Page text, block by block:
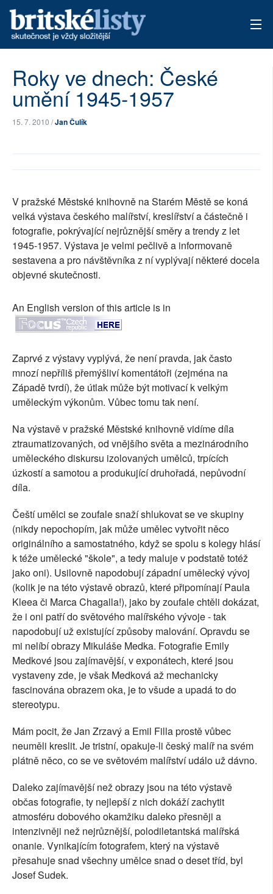
ARCHIV
TÉMATA
Roky ve dnech: České
umění 1945-1957
15. 7. 2010 /Jan Čulík
V pražské Městské knihovně na Starém Městě se koná
velká výstava českého malířství, kreslířství a částečně i
fotografie, pokrývající nejrůznější směry a trendy z let
1945-1957. Výstava je velmi pečlivě a informovaně
sestavena a pro návštěvníka z ní vyplývají některé docela
objevné skutečnosti.
An English version of this article is in
Zaprvé z výstavy vyplývá, že není pravda, jak často
mnozí nepříliš přemýšliví komentátoři (zejména na
Západě tvrdí), že útlak může být motivací k velkým
uměleckým výkonům. Vůbec tomu tak není.
Na výstavě v pražské Městské knihovně vidíme díla
ztraumatizovaných, od vnějšího světa a mezinárodního
uměleckého diskursu izolovaných umělců, trpících
úzkostí a samotou a produkující druhořadá, nepůvodní
díla.
Čeští umělci se zoufale snaží shlukovat se ve skupiny
(nikdy nepochopím, jak může umělec vytvořit něco
originálního a samostatného, když se spolu s kolegy hlásí
k téže umělecké "škole", a tedy maluje v podstatě totéž
jako oni). Usilovně napodobují západní umělecký vývoj
(kolik je na této výstavě obrazů, které připomínají Paula
Kleea či Marca Chagalla!), jako by zoufale chtěli dokázat,
že i oni patří do světového malířského vývoje - tak
napodobují už existující způsoby malování. Opravdu se
mi nelíbí obrazy Mikuláše Medka. Fotografie Emily
Medkové jsou zajímavější, v exponátech, které jsou
vystaveny zde, je však Medková až mechanicky
fascinována obrazem oka, je to všude a upadá to do
stereotypu.
Mám pocit, že Jan Zrzavý a Emil Filla prostě vůbec
neuměli kreslit. Je tristní, opakuje-li český malíř na svém
plátně něco, co se ve světovém malířství událo už dávno.
Daleko zajímavější než obrazy jsou na této výstavě
občas fotografie, ty nejlepší z nich dokáží zachytit
atmosféru dobového okamžiku daleko přesněji a
intenzivněji než nejrůznější, polodiletantská malířská
onanie. Vynikajícím fotografem, který na výstavě
přesahuje snad všechny umělce snad o deset tříd, byl
Josef Sudek.